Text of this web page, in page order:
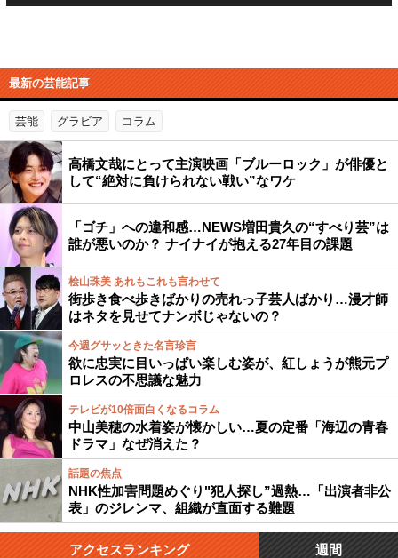
最新の芸能記事
芸能 グラビア コラム
高橋文哉にとって主演映画「ブルーロック」が俳優と
して“絶対に負けられない戦い”なワケ
「ゴチ」への違和感…NEWS増田貴久の“すべり芸”は
誰が悪いのか？ ナイナイが抱える27年目の課題
桧山珠美 あれもこれも言わせて
街歩き食べ歩きばかりの売れっ子芸人ばかり…漫才師
はネタを見せてナンボじゃないの？
今週グサッときた名言珍言
欲に忠実に目いっぱい楽しむ姿が、紅しょうが熊元プ
ロレスの不思議な魅力
テレビが10倍面白くなるコラム
中山美穂の水着姿が懐かしい…夏の定番「海辺の青春
ドラマ」なぜ消えた？
話題の焦点
NHK性加害問題めぐり"犯人探し”過熱…「出演者非公
表」のジレンマ、組織が直面する難題
アクセスランキング 週間